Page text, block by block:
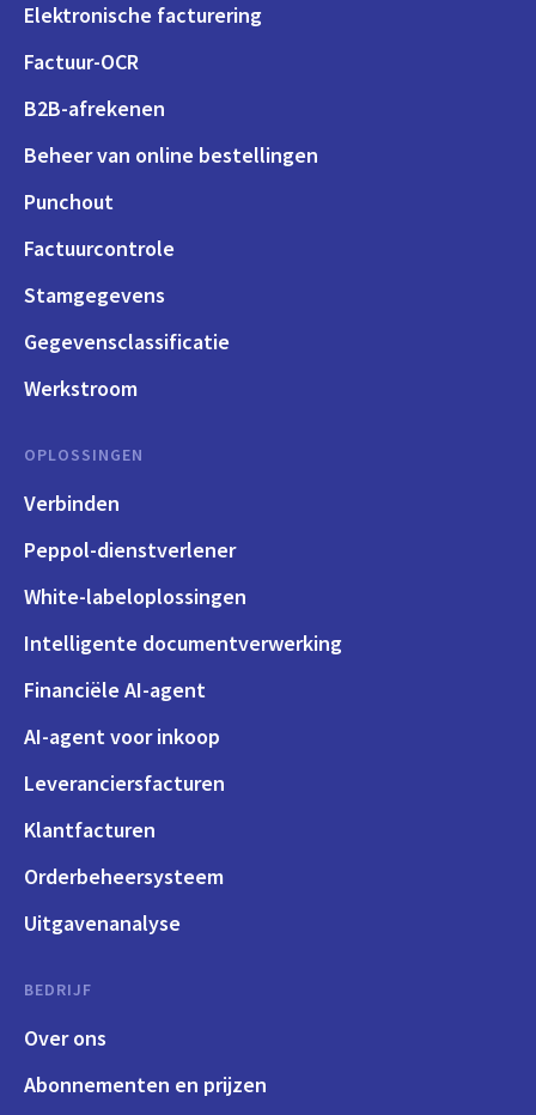
Elektronische facturering
Factuur-OCR
B2B-afrekenen
Beheer van online bestellingen
Punchout
Factuurcontrole
Stamgegevens
Gegevensclassificatie
Werkstroom
OPLOSSINGEN
Verbinden
Peppol-dienstverlener
White-labeloplossingen
Intelligente documentverwerking
Financiële AI-agent
AI-agent voor inkoop
Leveranciersfacturen
Klantfacturen
Orderbeheersysteem
Uitgavenanalyse
BEDRIJF
Over ons
Abonnementen en prijzen